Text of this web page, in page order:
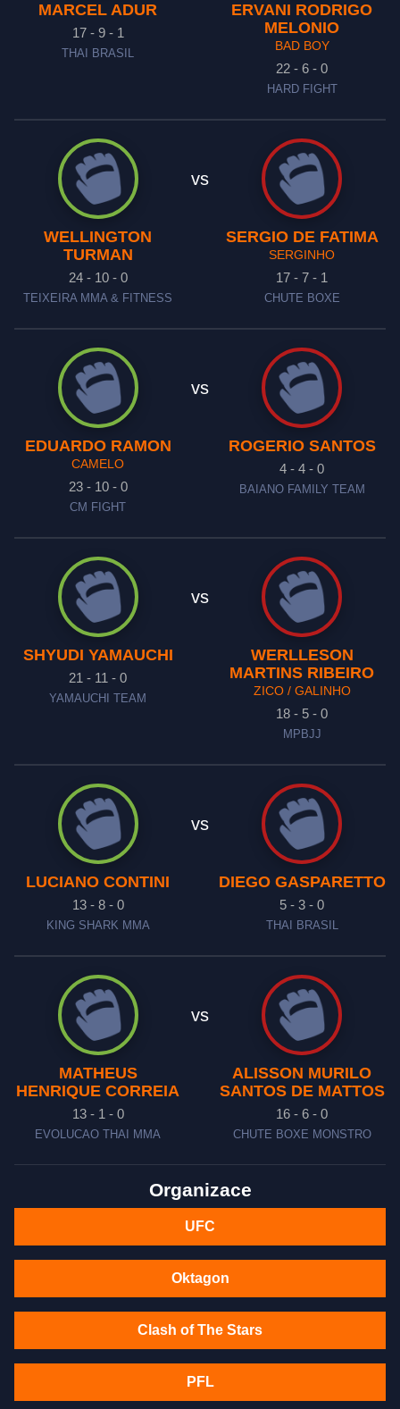
MARCEL ADUR
17 - 9 - 1
THAI BRASIL
ERVANI RODRIGO
MELONIO
BAD BOY
22 - 6 - 0
HARD FIGHT
WELLINGTON
TURMAN
24 - 10 - 0
TEIXEIRA MMA & FITNESS
vs
SERGIO DE FATIMA
SERGINHO
17 - 7 - 1
CHUTE BOXE
EDUARDO RAMON
CAMELO
23 - 10 - 0
CM FIGHT
vs
ROGERIO SANTOS
4 - 4 - 0
BAIANO FAMILY TEAM
SHYUDI YAMAUCHI
21 - 11 - 0
YAMAUCHI TEAM
vs
WERLLESON
MARTINS RIBEIRO
ZICO / GALINHO
18 - 5 - 0
MPBJJ
LUCIANO CONTINI
13 - 8 - 0
KING SHARK MMA
vs
DIEGO GASPARETTO
5 - 3 - 0
THAI BRASIL
MATHEUS
HENRIQUE CORREIA
13 - 1 - 0
EVOLUCAO THAI MMA
vs
ALISSON MURILO
SANTOS DE MATTOS
16 - 6 - 0
CHUTE BOXE MONSTRO
Organizace
UFC
Oktagon
Clash of The Stars
PFL